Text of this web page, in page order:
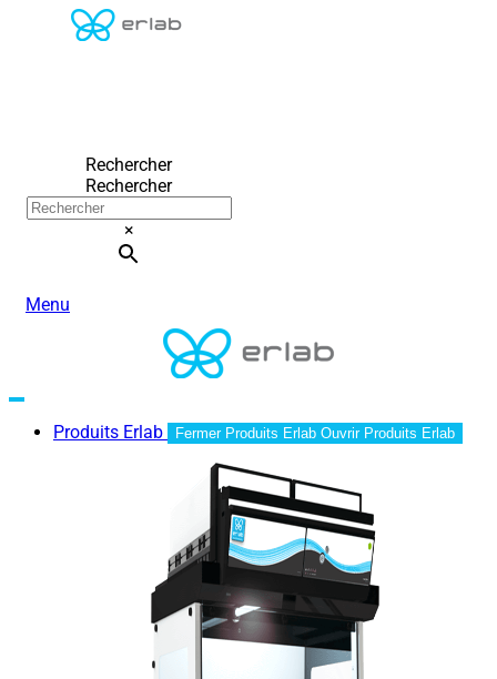
Rechercher
Rechercher
×
Menu
Produits Erlab Fermer Produits Erlab Ouvrir Produits Erlab